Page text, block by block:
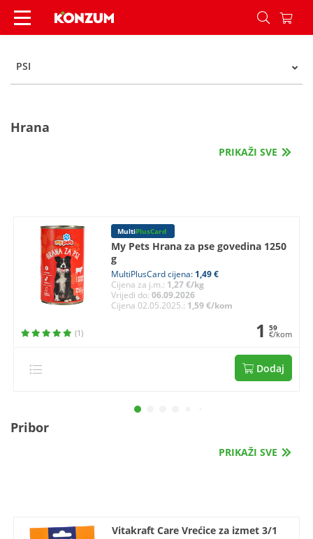
Psi - Kategorije - Konzum
PSI
Hrana
PRIKAŽI SVE
MultiPlusCard
My Pets Hrana za pse govedina 1250
g
MultiPlusCard cijena: 1,49 €
Cijena za j.m.: 1,27 €/kg
Vrijedi do: 06.09.2026
Cijena 02.05.2025.: 1,59 €/kom
(1) 1 59
€/kom
Dodaj
Pribor
PRIKAŽI SVE
Vitakraft Care Vrećice za izmet 3/1